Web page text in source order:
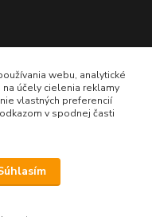
webu, analytické
účely cielenia reklamy
vlastných preferencií
v spodnej časti